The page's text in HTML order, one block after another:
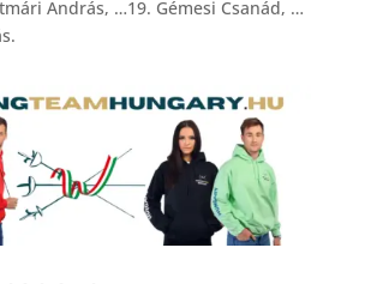
András, …19. Gémesi Csanád, …